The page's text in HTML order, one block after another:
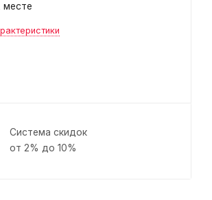
месте
Система скидок
от 2% до 10%